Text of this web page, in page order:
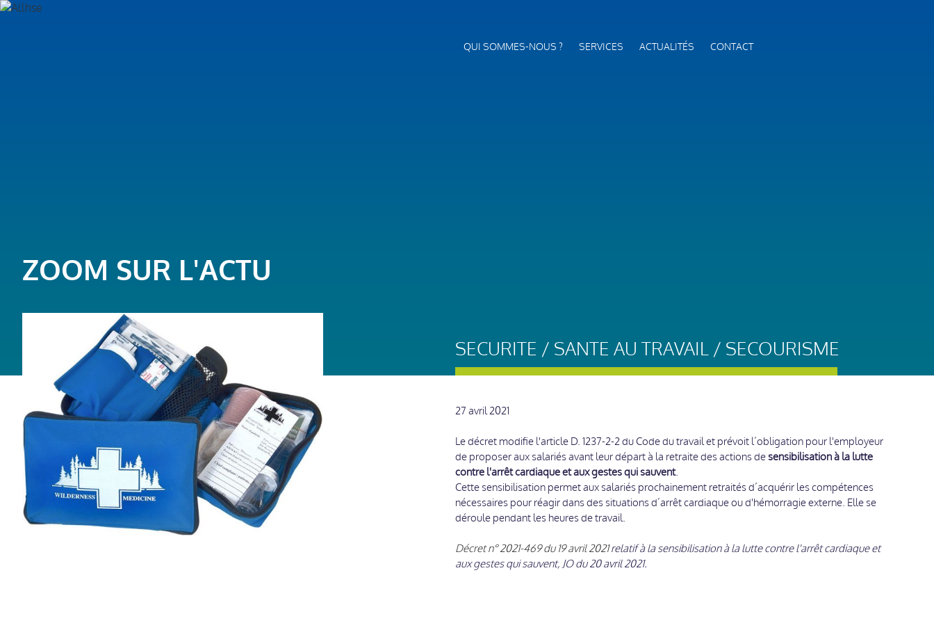
QUI SOMMES-NOUS ? SERVICES ACTUALITÉS CONTACT
SECURITE / SANTE AU TRAVAIL / SECOURISME
ZOOM SUR L'ACTU
27 avril 2021
Le décret modifie l'article D. 1237-2-2 du Code du travail et prévoit l’obligation pour l'employeur
de proposer aux salariés avant leur départ à la retraite des actions desensibilisation à la lutte
contre l'arrêt cardiaque et aux gestes qui sauvent.
Cette sensibilisation permet aux salariés prochainement retraités d’acquérir les compétences
nécessaires pour réagir dans des situations d’arrêt cardiaque ou d'hémorragie externe. Elle se
déroule pendant les heures de travail.
Décret n° 2021-469 du 19 avril 2021relatif à la sensibilisation à la lutte contre l'arrêt cardiaque et
aux gestes qui sauvent, JO du 20 avril 2021.